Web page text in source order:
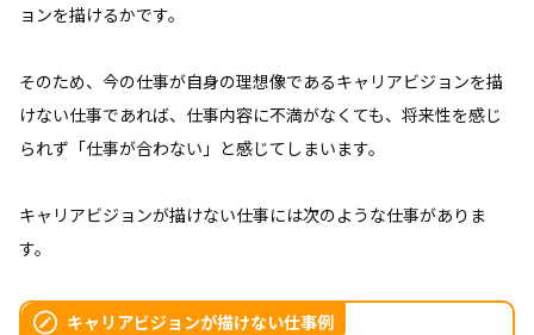
ョンを描けるかです。
そのため、今の仕事が自身の理想像であるキャリアビジョンを描
けない仕事であれば、仕事内容に不満がなくても、将来性を感じ
られず「仕事が合わない」と感じてしまいます。
キャリアビジョンが描けない仕事には次のような仕事がありま
す。
キャリアビジョンが描けない仕事例